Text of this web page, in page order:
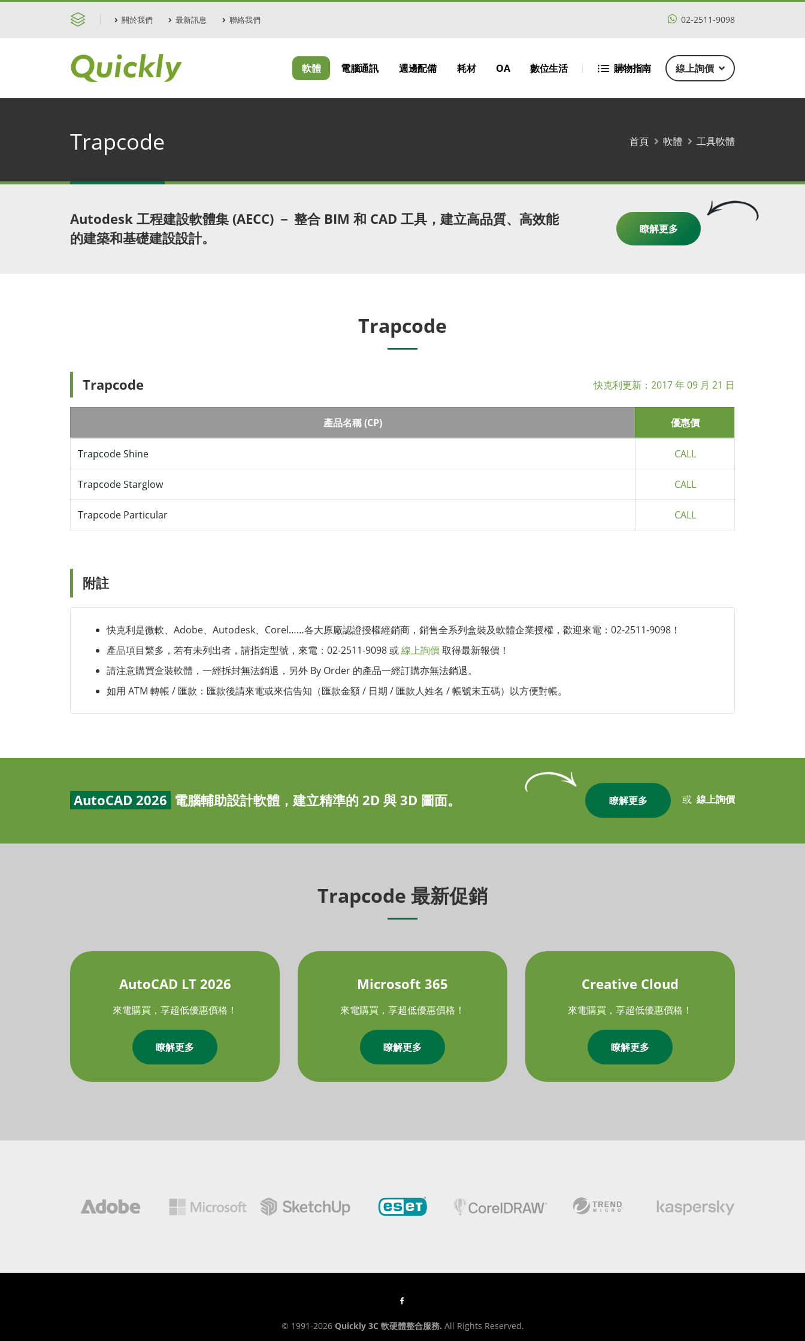
關於我們 最新訊息 聯絡我們 02-2511-9098
軟體 電腦通訊 週邊配備 耗材 OA 數位生活 購物指南 線上詢價
Trapcode 首頁 軟體 工具軟體
Autodesk 工程建設軟體集 (AECC) － 整合 BIM 和 CAD 工具，建立高品質、高效能
的建築和基礎建設設計。
瞭解更多
Trapcode
Trapcode 快克利更新： 2017 年 09 月 21 日
產品名稱 (CP) 優惠價
Trapcode Shine CALL
Trapcode Starglow CALL
Trapcode Particular CALL
附註
快克利是微軟、Adobe、Autodesk、Corel……各大原廠認證授權經銷商，銷售全系列盒裝及軟體企業授權，歡迎來電：02-2511-9098！
產品項目繁多，若有未列出者，請指定型號，來電：02-2511-9098 或線上詢價取得最新報價！
請注意購買盒裝軟體，一經拆封無法銷退，另外 By Order 的產品一經訂購亦無法銷退。
如用 ATM 轉帳 / 匯款：匯款後請來電或來信告知（匯款金額 / 日期 / 匯款人姓名 / 帳號末五碼）以方便對帳。
AutoCAD 2026 電腦輔助設計軟體，建立精準的 2D 與 3D 圖面。 瞭解更多 或 線上詢價
Trapcode 最新促銷
AutoCAD LT 2026
來電購買，享超低優惠價格！
瞭解更多
Microsoft 365
來電購買，享超低優惠價格！
瞭解更多
Creative Cloud
來電購買，享超低優惠價格！
瞭解更多
© 1991-2026 Quickly 3C 軟硬體整合服務. All Rights Reserved.